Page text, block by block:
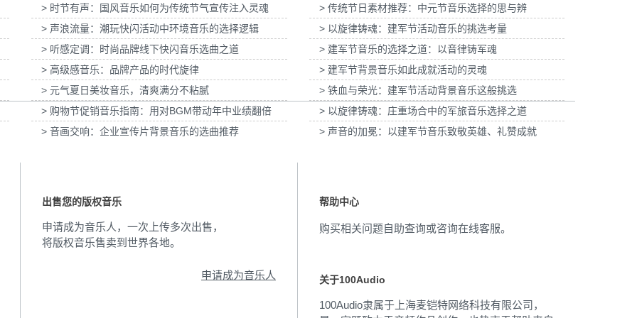
女节宣
为张家口京西智行科技BWI媒体3D动画科普
项目提供音乐版权
为伊利宫酪中规格奶皮子酸奶TVC拍摄提供音
乐版权
为国泰海通证券上海青浦分公司宣传项目提供
音乐版权
> 时节有声：国风音乐如何为传统节气宣传注入灵魂
> 声浪流量：潮玩快闪活动中环境音乐的选择逻辑
> 听感定调：时尚品牌线下快闪音乐选曲之道
> 高级感音乐：品牌产品的时代旋律
> 元气夏日美妆音乐，清爽满分不粘腻
> 购物节促销音乐指南：用对BGM带动年中业绩翻倍
> 音画交响：企业宣传片背景音乐的选曲推荐
> 传统节日素材推荐：中元节音乐选择的思与辨
> 以旋律铸魂：建军节活动音乐的挑选考量
> 建军节音乐的选择之道：以音律铸军魂
> 建军节背景音乐如此成就活动的灵魂
> 铁血与荣光：建军节活动背景音乐这般挑选
> 以旋律铸魂：庄重场合中的军旅音乐选择之道
> 声音的加冕：以建军节音乐致敬英雄、礼赞成就
出售您的版权音乐
申请成为音乐人，一次上传多次出售，
将版权音乐售卖到世界各地。
申请成为音乐人
帮助中心
购买相关问题自助查询或咨询在线客服。
关于100Audio
100Audio隶属于上海麦铠特网络科技有限公司，